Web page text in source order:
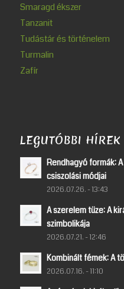
Smaragd ékszer
Tanzanit
Tudástár és történelem
Turmalin
Zafír
LEGUTÓBBI HÍREK
Rendhagyó formák:
csiszolási módjai
2026.07.26. - 13:43
A szerelem tüze: A
szimbolikája
2026.07.21. - 12:46
Kombinált fémek: A
2026.07.16. - 11:10